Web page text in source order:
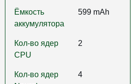
Ёмкость
аккумулятора
599 mAh
Кол-во ядер
CPU
2
Кол-во ядер
4